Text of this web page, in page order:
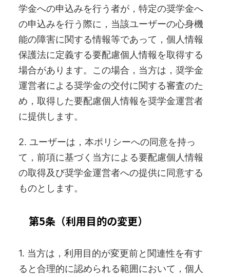
学金への申込みを行う者が，特定の奨学金へ
の申込みを行う際に，当該ユーザーの心身機
能の障害に関する情報等であって，個人情報
保護法に定義する要配慮個人情報を取得する
場合があります。この場合，当方は，奨学金
運営者による奨学金の交付に関する審査のた
め，取得した要配慮個人情報を奨学金運営者
に提供します。
2. ユーザーは，本ポリシーへの同意を持っ
て，前項に基づく当方による要配慮個人情報
の取得及び奨学金運営者への提供に同意する
ものとします。
第5条（利用目的の変更）
1. 当方は，利用目的が変更前と関連性を有す
ると合理的に認められる範囲において，個人